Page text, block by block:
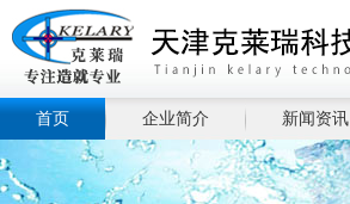
首页 企业简介 新闻资讯